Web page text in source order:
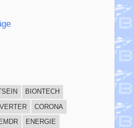
BIONTECH
CORONA
ENERGIE